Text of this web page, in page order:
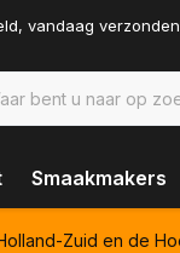
vandaag
Smaakmakers
Zuid en de